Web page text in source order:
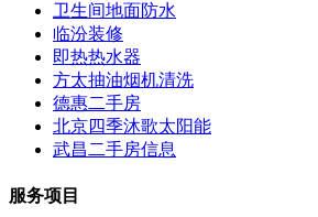
卫生间地面防水
临汾装修
即热热水器
方太抽油烟机清洗
德惠二手房
北京四季沐歌太阳能
武昌二手房信息
服务项目